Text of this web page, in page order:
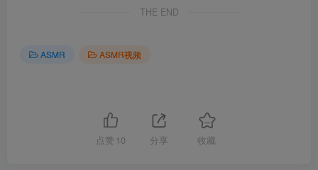
THE END
ASMR ASMR视频
点赞 10 分享 收藏